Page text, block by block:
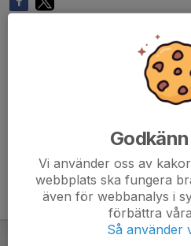
Vi använder oss av
webbplats ska fungera
även för webbanalys i
förbättra
Så använder